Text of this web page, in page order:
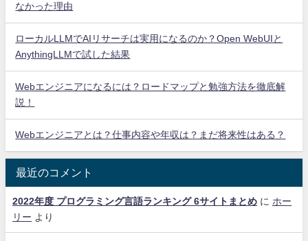
なかった理由
ローカルLLMでAIリサーチは実用になるのか？Open WebUIと
AnythingLLMで試した結果
Webエンジニアになるには？ロードマップと勉強方法を徹底解
説！
Webエンジニアとは？仕事内容や年収は？まだ将来性はある？
最近のコメント
2022年度 プログラミング言語ランキング 6サイトまとめ に ホー
リー より